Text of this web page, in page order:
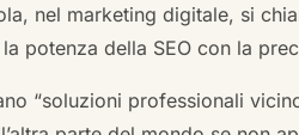
nel marketing digitale, si
potenza della SEO con la
“soluzioni professionali